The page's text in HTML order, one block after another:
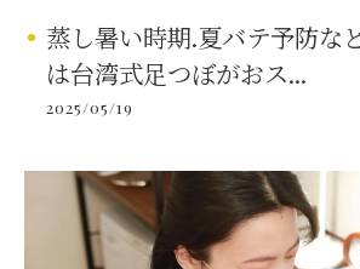
蒸し暑い時期.夏バテ予防な
は台湾式足つぼがおス...
2025/05/19